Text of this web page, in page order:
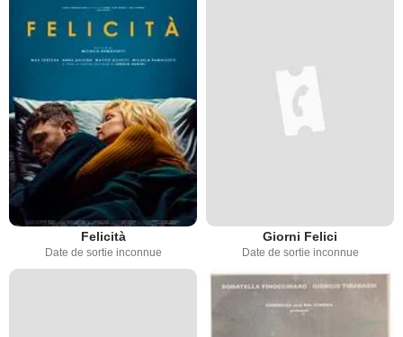
Felicità
Date de sortie inconnue
Giorni Felici
Date de sortie inconnue